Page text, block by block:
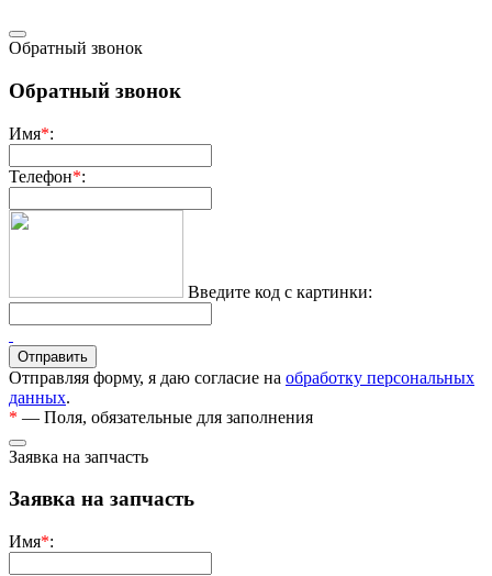
Обратный звонок
Обратный звонок
Имя*:
Телефон*:
Введите код с картинки:
Отправляя форму, я даю согласие на обработку персональных
данных.
* — Поля, обязательные для заполнения
Заявка на запчасть
Заявка на запчасть
Имя*: